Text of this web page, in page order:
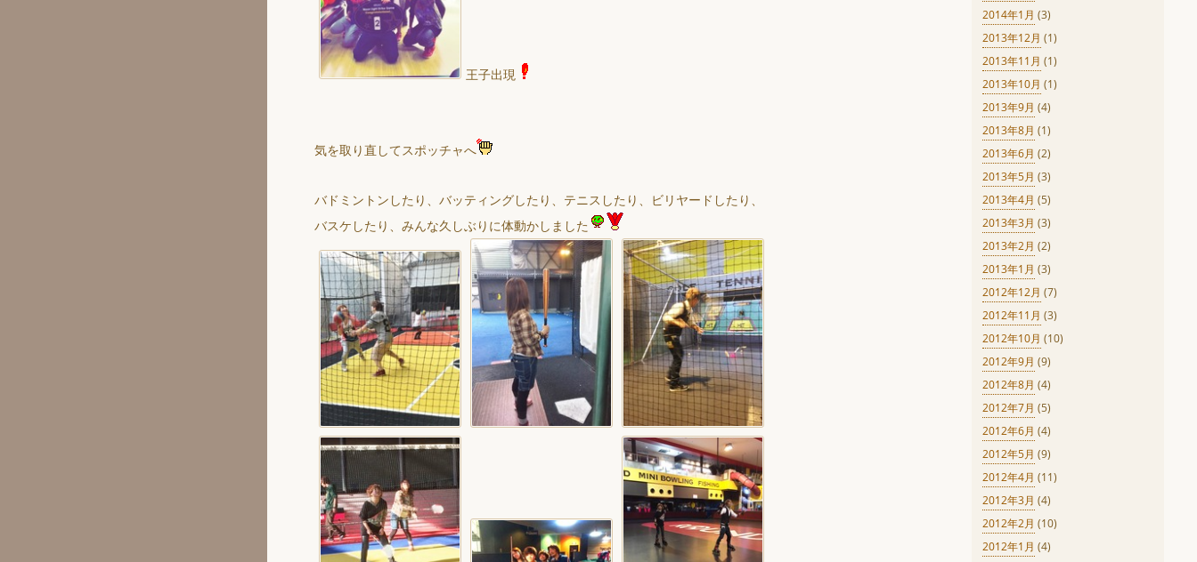
王子出現
気を取り直してスポッチャへ
バドミントンしたり、バッティングしたり、テニスしたり、ビリヤードしたり、
バスケしたり、みんな久しぶりに体動かしました
2014年1月 (3)
2013年12月 (1)
2013年11月 (1)
2013年10月 (1)
2013年9月 (4)
2013年8月 (1)
2013年6月 (2)
2013年5月 (3)
2013年4月 (5)
2013年3月 (3)
2013年2月 (2)
2013年1月 (3)
2012年12月 (7)
2012年11月 (3)
2012年10月 (10)
2012年9月 (9)
2012年8月 (4)
2012年7月 (5)
2012年6月 (4)
2012年5月 (9)
2012年4月 (11)
2012年3月 (4)
2012年2月 (10)
2012年1月 (4)